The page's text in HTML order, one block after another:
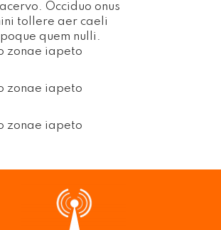
Occiduo onus
tollere aer caeli
quem nulli.
zonae iapeto
zonae iapeto
zonae iapeto